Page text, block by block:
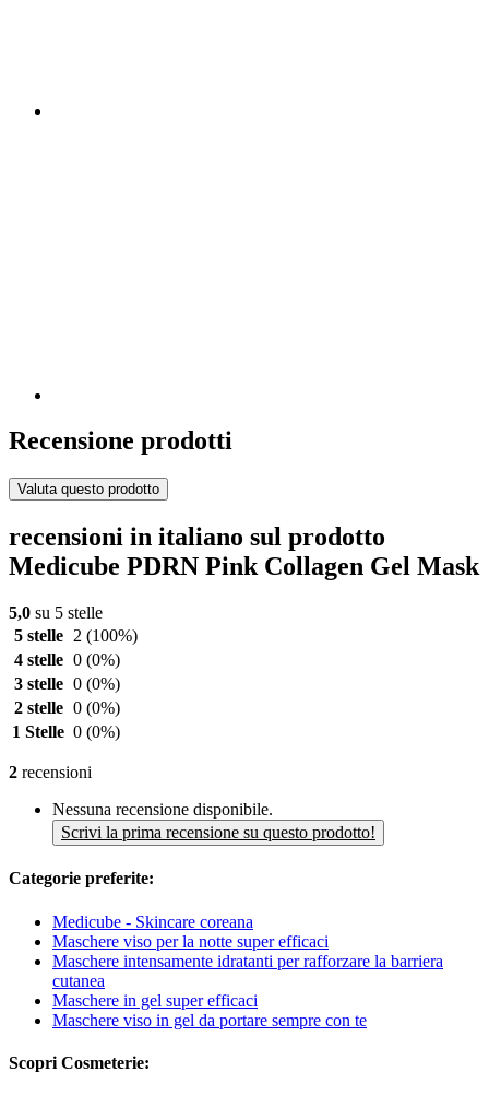
Recensione prodotti
Valuta questo prodotto
recensioni in italiano sul prodotto
Medicube PDRN Pink Collagen Gel Mask
5,0 su 5 stelle
5 stelle
2 (100%)
4 stelle 0 (0%)
3 stelle 0 (0%)
2 stelle 0 (0%)
1 Stelle 0 (0%)
2 recensioni
Nessuna recensione disponibile.
Scrivi la prima recensione su questo prodotto!
Categorie preferite:
Medicube - Skincare coreana
Maschere viso per la notte super efficaci
Maschere intensamente idratanti per rafforzare la barriera
cutanea
Maschere in gel super efficaci
Maschere viso in gel da portare sempre con te
Scopri Cosmeterie: